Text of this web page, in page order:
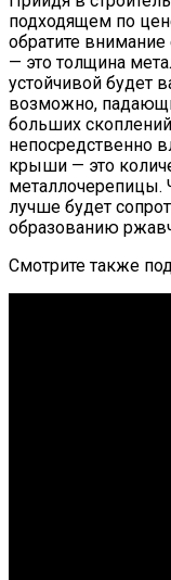
подходящем по
обратите
— это толщина
устойчивой будет
возможно,
больших
непосредственно
крыши — это
металлочерепицы.
лучше будет
образованию
Смотрите также